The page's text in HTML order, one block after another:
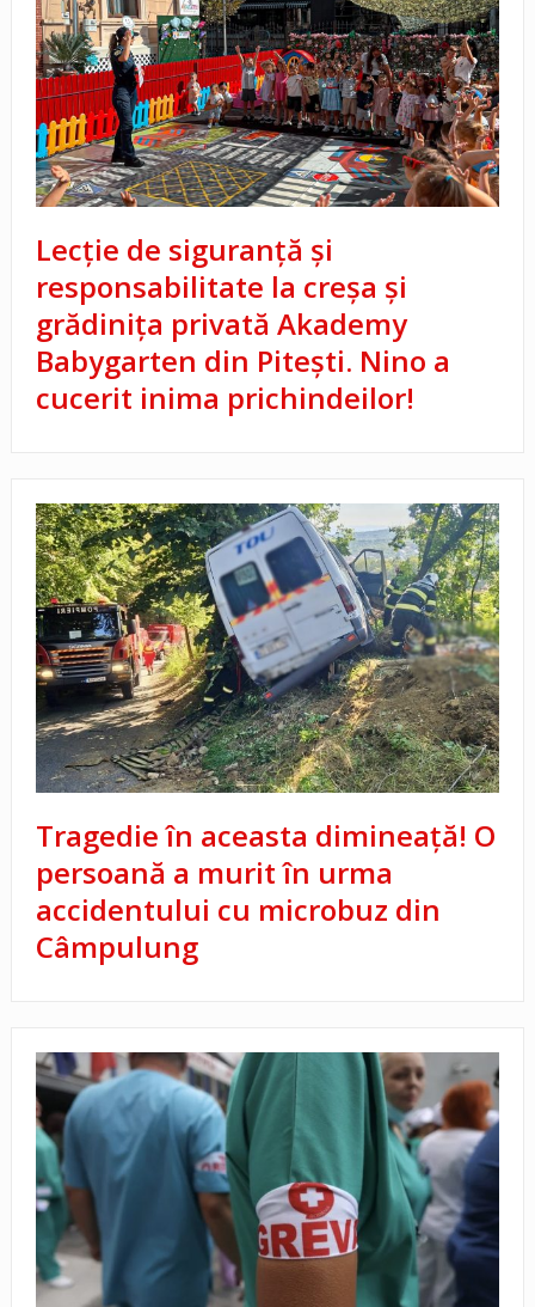
Lecție de siguranță și
responsabilitate la creșa și
grădinița privată Akademy
Babygarten din Pitești. Nino a
cucerit inima prichindeilor!
Tragedie în aceasta dimineață! O
persoană a murit în urma
accidentului cu microbuz din
Câmpulung